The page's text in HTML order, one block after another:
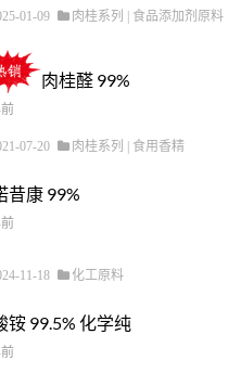
01-09 肉桂系列 食品添加剂原料
肉桂醛 99%
07-20 肉桂系列 | 食用香精
昔康 99%
11-18 化工原料
铵 99.5% 化学纯